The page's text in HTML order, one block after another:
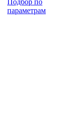
параметрам